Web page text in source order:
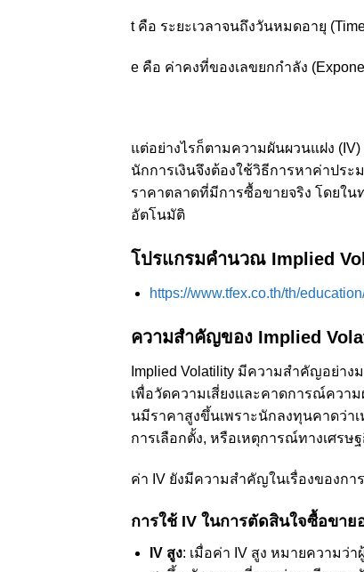
t คือ ระยะเวลาจนถึงวันหมดอายุ
e คือ ค่าคงที่ของเลขยกกำลัง
แต่อย่างไรก็ตามความผันผวนแฝง
นักการเงินจึงต้องใช้วิธีการหาค่าปร
ราคาตลาดที่มีการซื้อขายจริง โดยใ
อัตโนมัติ
โปรแกรมคำนวณ Implied
https://www.tfex.co.th/th/
ความสำคัญของ Implied
Implied Volatility มีความสำคัญอย่า
เพื่อวัดความเสี่ยงและคาดการณ์ควา
นมีราคาสูงขึ้นเพราะนักลงทุนคาดว่า
การเลือกตั้ง, หรือเหตุการณ์ทางเศรษ
ค่า IV ยังมีความสำคัญในเรื่องของก
การใช้ IV ในการตัดสินใจซื้อขาย
IV สูง: เมื่อค่า IV สูง หมายความว่